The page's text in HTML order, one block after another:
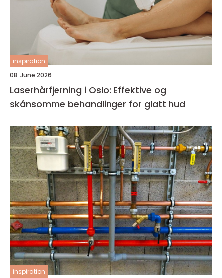
inspiration
08. June 2026
Laserhårfjerning i Oslo: Effektive og
skånsomme behandlinger for glatt hud
inspiration